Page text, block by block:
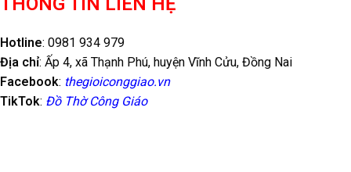
Hotline: 0981 934 979
Địa chỉ: Ấp 4, xã Thạnh Phú, huyện Vĩnh Cửu, Đồng Nai
Facebook: thegioiconggiao.vn
TikTok: Đồ Thờ Công Giáo